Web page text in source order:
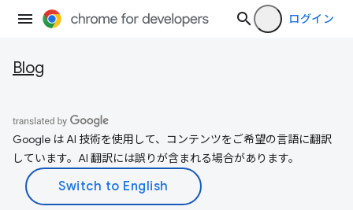
ログイン
Blog
Google は AI 技術を使用して、コンテンツをご希望の言語に翻訳
しています。AI 翻訳には誤りが含まれる場合があります。